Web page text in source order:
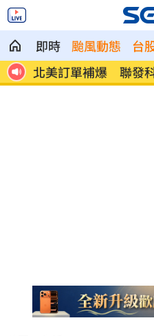
即時 颱風動態 台
AI和你讀的不同！實